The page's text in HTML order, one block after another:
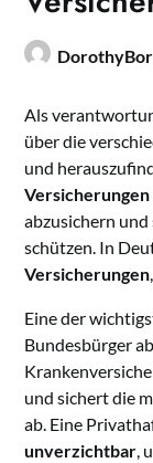
Als
über die
und
Versicherungen
abzusichern
schützen. In
Versicherungen
Eine der
Bundesbürger
und sichert die
ab. Eine
unverzichtbar,